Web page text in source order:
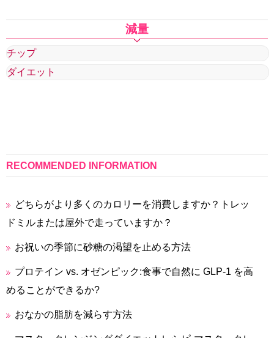
減量
チップ
ダイエット
RECOMMENDED INFORMATION
どちらがより多くのカロリーを消費しますか？トレッ
ドミルまたは屋外で走っていますか？
お祝いの季節に砂糖の渇望を止める方法
プロテイン vs. オゼンピック:食事で自然に GLP-1 を高
めることができるか?
おなかの脂肪を減らす方法